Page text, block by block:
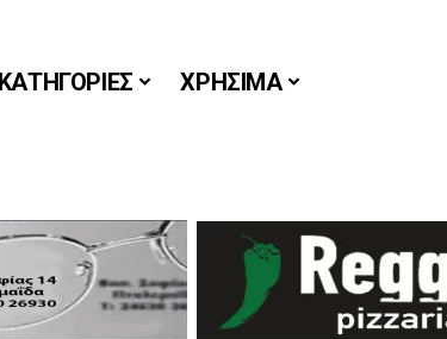
ΚΑΤΗΓΟΡΙΕΣ ΧΡΗΣΙΜΑ